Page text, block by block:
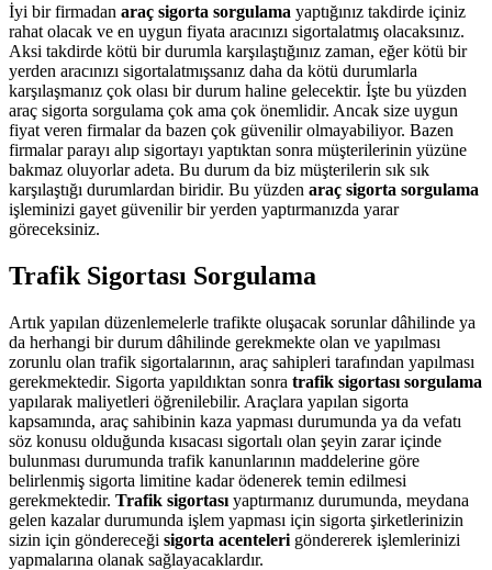
İyi bir firmadan araç sigorta sorgulama yaptığınız takdirde içiniz
rahat olacak ve en uygun fiyata aracınızı sigortalatmış olacaksınız.
Aksi takdirde kötü bir durumla karşılaştığınız zaman, eğer kötü bir
yerden aracınızı sigortalatmışsanız daha da kötü durumlarla
karşılaşmanız çok olası bir durum haline gelecektir. İşte bu yüzden
araç sigorta sorgulama çok ama çok önemlidir. Ancak size uygun
fiyat veren firmalar da bazen çok güvenilir olmayabiliyor. Bazen
firmalar parayı alıp sigortayı yaptıktan sonra müşterilerinin yüzüne
bakmaz oluyorlar adeta. Bu durum da biz müşterilerin sık sık
karşılaştığı durumlardan biridir. Bu yüzden araç sigorta sorgulama
işleminizi gayet güvenilir bir yerden yaptırmanızda yarar
göreceksiniz.
Trafik Sigortası Sorgulama
Artık yapılan düzenlemelerle trafikte oluşacak sorunlar dâhilinde ya
da herhangi bir durum dâhilinde gerekmekte olan ve yapılması
zorunlu olan trafik sigortalarının, araç sahipleri tarafından yapılması
gerekmektedir. Sigorta yapıldıktan sonra trafik sigortası sorgulama
yapılarak maliyetleri öğrenilebilir. Araçlara yapılan sigorta
kapsamında, araç sahibinin kaza yapması durumunda ya da vefatı
söz konusu olduğunda kısacası sigortalı olan şeyin zarar içinde
bulunması durumunda trafik kanunlarının maddelerine göre
belirlenmiş sigorta limitine kadar ödenerek temin edilmesi
gerekmektedir. Trafik sigortası yaptırmanız durumunda, meydana
gelen kazalar durumunda işlem yapması için sigorta şirketlerinizin
sizin için göndereceği sigorta acenteleri göndererek işlemlerinizi
yapmalarına olanak sağlayacaklardır.